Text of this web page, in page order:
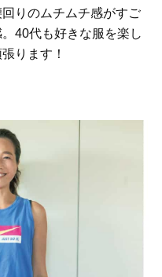
りのムチムチ感がすご
40代も好きな服を楽し
ります！